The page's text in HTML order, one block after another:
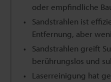
oder empfindliche
Sandstrahlen ist
Entfernung, aber
Sandstrahlen greift
berührungslos und
Laserreinigung hat